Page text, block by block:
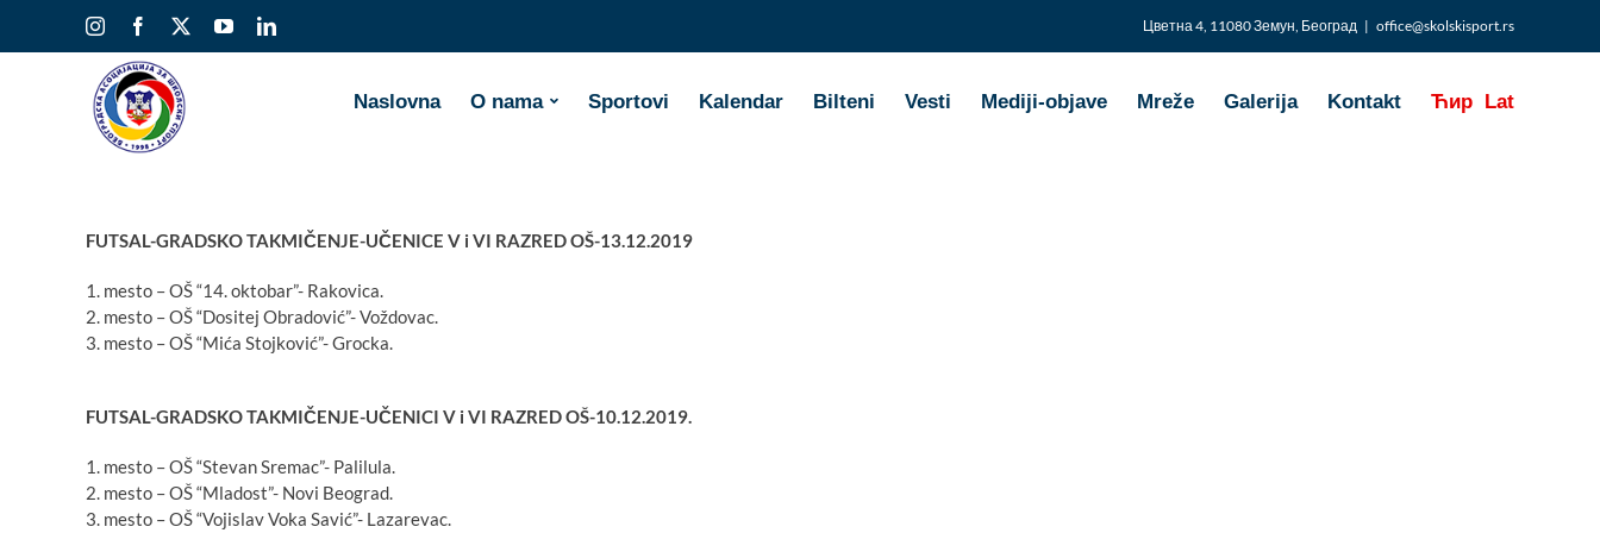
InstagramFacebook YouTubeLinkedIn Цветна 4, 11080 Земун, Београд | office@skolskisport.rs
Naslovna O nama Sportovi Kalendar Bilteni Vesti Mediji-objave Mreže Galerija Kontakt Ћир Lat
FUTSAL-GRADSKO TAKMIČENJE-UČENICE V i VI RAZRED OŠ-13.12.2019
1. mesto – OŠ “14. oktobar”- Rakovica.
2. mesto – OŠ “Dositej Obradović”- Voždovac.
3. mesto – OŠ “Mića Stojković”- Grocka.
FUTSAL-GRADSKO TAKMIČENJE-UČENICI V i VI RAZRED OŠ-10.12.2019.
1. mesto – OŠ “Stevan Sremac”- Palilula.
2. mesto – OŠ “Mladost”- Novi Beograd.
3. mesto – OŠ “Vojislav Voka Savić”- Lazarevac.